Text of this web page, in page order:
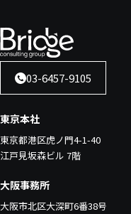
03-6457-9105
東京本社
東京都港区虎ノ門4-1-40
江戸見坂森ビル 7階
大阪事務所
大阪市北区大深町6番38号